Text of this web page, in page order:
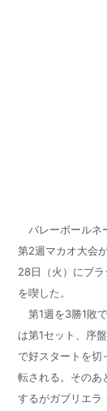
バレーボールネ
第2週マカオ大会
28日（火）にブ
を喫した。
第1週を3勝1敗
は第1セット、序
で好スタートを切
転される。そのあ
するがガブリエラ